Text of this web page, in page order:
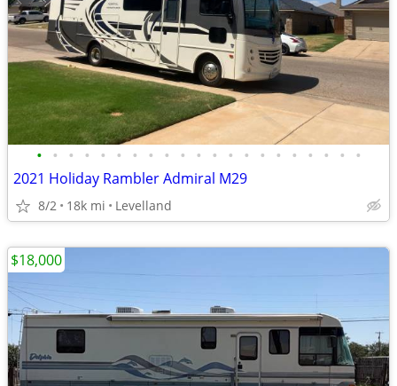
• • • • • • • • • • • • • • • • • • • • •
2021 Holiday Rambler Admiral M29
8/2 18k mi Levelland
$18,000